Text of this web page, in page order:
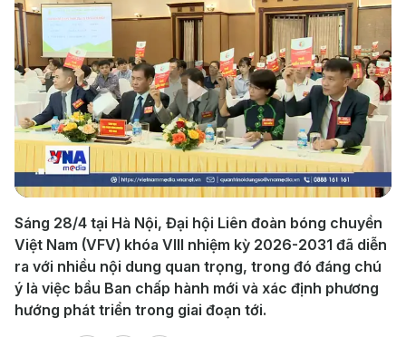
Play
Video
Sáng 28/4 tại Hà Nội, Đại hội Liên đoàn bóng chuyền
Việt Nam (VFV) khóa VIII nhiệm kỳ 2026-2031 đã diễn
ra với nhiều nội dung quan trọng, trong đó đáng chú
ý là việc bầu Ban chấp hành mới và xác định phương
hướng phát triển trong giai đoạn tới.